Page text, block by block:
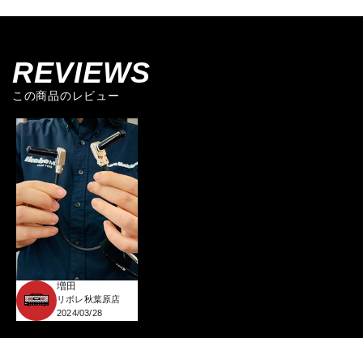
REVIEWS
この商品のレビュー
増田
リボレ秋葉原店
2024/03/28